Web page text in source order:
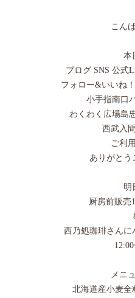
こん
本
ブログ SNS 公式
フォロー&いいね
小手指南口
わくわく広場島
西武入
ご利
ありがとう
明
厨房前販売
西乃処珈琲さんに
メニ
北海道産小麦全